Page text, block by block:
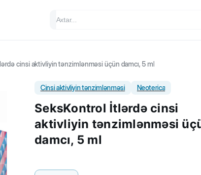
cinsi aktivliyin tənzimlənməsi üçün damcı, 5 ml
Cinsi aktivliyin tənzimlənməsi Neoterica
SeksKontrol İtlərdə cinsi
aktivliyin tənzimlənməsi
damcı, 5 ml